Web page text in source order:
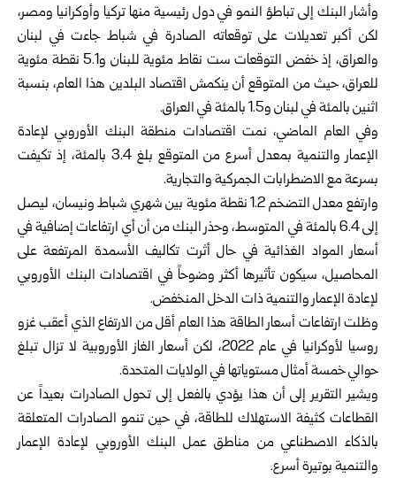
وأشار البنك إلى تباطؤ النمو في دول رئيسية منها تركيا وأوكرانيا ومصر،
لكن أكبر تعديلات على توقعاته الصادرة في شباط جاءت في لبنان
والعراق، إذ خفض التوقعات ست نقاط مئوية للبنان و5.1 نقطة مئوية
للعراق، حيث من المتوقع أن ينكمش اقتصاد البلدين هذا العام، بنسبة
اثنين بالمئة في لبنان و1.5 بالمئة في العراق.
وفي العام الماضي، نمت اقتصادات منطقة البنك الأوروبي لإعادة
الإعمار والتنمية بمعدل أسرع من المتوقع بلغ 3.4 بالمئة، إذ تكيفت
بسرعة مع الاضطرابات الجمركية والتجارية.
وارتفع معدل التضخم 1.2 نقطة مئوية بين شهري شباط ونيسان، ليصل
إلى 6.4 بالمئة في المتوسط، وحذر البنك من أن أي ارتفاعات إضافية في
أسعار المواد الغذائية في حال أثرت تكاليف الأسمدة المرتفعة على
المحاصيل، سيكون تأثيرها أكثر وضوحاً في اقتصادات البنك الأوروبي
لإعادة الإعمار والتنمية ذات الدخل المنخفض.
وظلت ارتفاعات أسعار الطاقة هذا العام أقل من الارتفاع الذي أعقب غزو
روسيا لأوكرانيا في عام 2022، لكن أسعار الغاز الأوروبية لا تزال تبلغ
حوالي خمسة أمثال مستوياتها في الولايات المتحدة.
ويشير التقرير إلى أن هذا يؤدي بالفعل إلى تحول الصادرات بعيداً عن
القطاعات كثيفة الاستهلاك للطاقة، في حين تنمو الصادرات المتعلقة
بالذكاء الاصطناعي من مناطق عمل البنك الأوروبي لإعادة الإعمار
والتنمية بوتيرة أسرع.